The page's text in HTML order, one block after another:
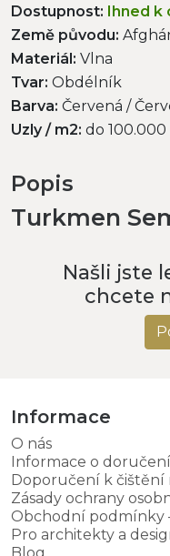
Dostupnost: Ihned k
Země původu:
Materiál: Vlna
Tvar: Obdélník
Barva: Červená /
Uzly / m2: do 100.000
Popis
Turkmen
Našli jste
chcete
Informace
O nás
Informace o doručení
Doporučení k čištění
Zásady ochrany
Obchodní podmínky
Pro architekty a